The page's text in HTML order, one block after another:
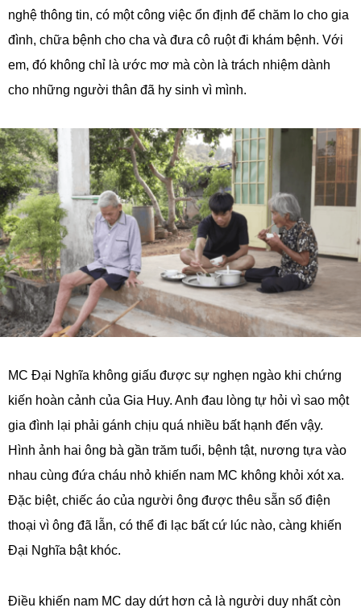
nghệ thông tin, có một công việc ổn định để chăm lo cho gia
đình, chữa bệnh cho cha và đưa cô ruột đi khám bệnh. Với
em, đó không chỉ là ước mơ mà còn là trách nhiệm dành
cho những người thân đã hy sinh vì mình.
MC Đại Nghĩa không giấu được sự nghẹn ngào khi chứng
kiến hoàn cảnh của Gia Huy. Anh đau lòng tự hỏi vì sao một
gia đình lại phải gánh chịu quá nhiều bất hạnh đến vậy.
Hình ảnh hai ông bà gần trăm tuổi, bệnh tật, nương tựa vào
nhau cùng đứa cháu nhỏ khiến nam MC không khỏi xót xa.
Đặc biệt, chiếc áo của người ông được thêu sẵn số điện
thoại vì ông đã lẫn, có thể đi lạc bất cứ lúc nào, càng khiến
Đại Nghĩa bật khóc.
Điều khiến nam MC day dứt hơn cả là người duy nhất còn